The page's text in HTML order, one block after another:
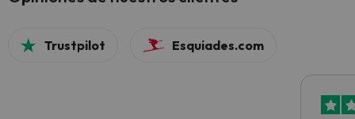
Trustpilot Esquiades.com